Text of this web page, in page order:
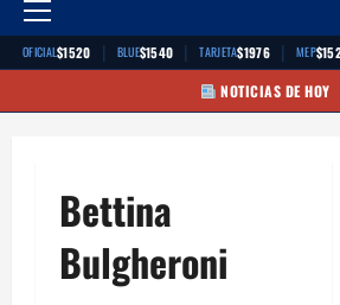
Menú
principal
OFICIAL$1520 | BLUE$1540 | TARJETA$1976 | MEP
NOTICIAS DE HOY
Bettina
Bulgheroni